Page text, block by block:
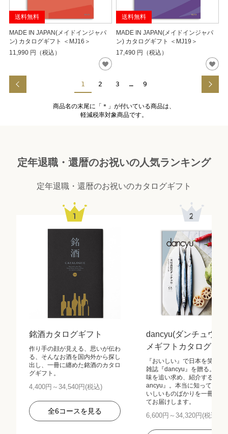
送料無料
MADE IN JAPAN(メイドインジャパ
ン) カタログギフト ＜MJ16＞
11,990 円（税込）
送料無料
MADE IN JAPAN(メイドインジャパ
ン) カタログギフト ＜MJ19＞
17,490 円（税込）
1 2 3 … 9
商品名の末尾に「＊」が付いている商品は、
軽減税率対象商品です。
定年退職・還暦のお祝いの人気ランキング
定年退職・還暦のお祝いのカタログギフト
銘酒カタログギフト
作り手の顔が見える、思いが伝わ
る、そんなお酒を国内外から探し
出し、一冊に纏めた銘酒のカタロ
グギフト。
4,400円～34,540円(税込)
全6コースを見る
dancyu(ダンチュウ)
メギフトカタログ
『おいしい』で日本を笑顔に
雑誌『dancyu』を贈る。本
味を追い求め、紹介する雑誌
ancyu』。本当に知って欲し
いしいものばかりを一冊にま
てお届けします。
6,600円～34,320円(税込)